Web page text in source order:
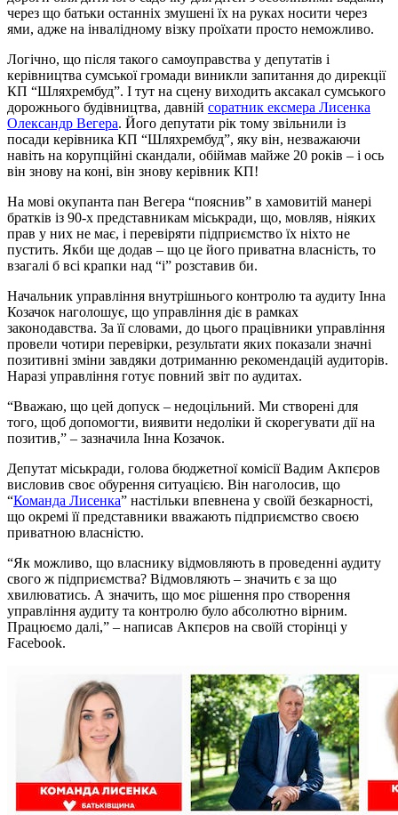
через що батьки останніх змушені їх на руках носити через
ями, адже на інвалідному візку проїхати просто неможливо.
Логічно, що після такого самоуправства у депутатів і
керівництва сумської громади виникли запитання до дирекції
КП “Шляхрембуд”. І тут на сцену виходить аксакал сумського
дорожнього будівництва, давній соратник ексмера Лисенка
Олександр Вегера. Його депутати рік тому звільнили із
посади керівника КП “Шляхрембуд”, яку він, незважаючи
навіть на корупційні скандали, обіймав майже 20 років – і ось
він знову на коні, він знову керівник КП!
На мові окупанта пан Вегера “пояснив” в хамовитій манері
братків із 90-х представникам міськради, що, мовляв, ніяких
прав у них не має, і перевіряти підприємство їх ніхто не
пустить. Якби ще додав – що це його приватна власність, то
взагалі б всі крапки над “і” розставив би.
Начальник управління внутрішнього контролю та аудиту Інна
Козачок наголошує, що управління діє в рамках
законодавства. За її словами, до цього працівники управління
провели чотири перевірки, результати яких показали значні
позитивні зміни завдяки дотриманню рекомендацій аудиторів.
Наразі управління готує повний звіт по аудитах.
“Вважаю, що цей допуск – недоцільний. Ми створені для
того, щоб допомогти, виявити недоліки й скорегувати дії на
позитив,” – зазначила Інна Козачок.
Депутат міськради, голова бюджетної комісії Вадим Акпєров
висловив своє обурення ситуацією. Він наголосив, що
“Команда Лисенка” настільки впевнена у своїй безкарності,
що окремі її представники вважають підприємство своєю
приватною власністю.
“Як можливо, що власнику відмовляють в проведенні аудиту
свого ж підприємства? Відмовляють – значить є за що
хвилюватись. А значить, що моє рішення про створення
управління аудиту та контролю було абсолютно вірним.
Працюємо далі,” – написав Акпєров на своїй сторінці у
Facebook.